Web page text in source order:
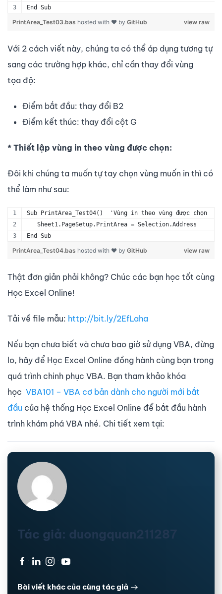
End Sub
view raw
PrintArea_Test03.bas hosted with ❤ by GitHub
Với 2 cách viết này, chúng ta có thể áp dụng tương tự
sang các trường hợp khác, chỉ cần thay đổi vùng
tọa độ:
Điểm bắt đầu: thay đổi B2
Điểm kết thúc: thay đổi cột G
* Thiết lập vùng in theo vùng được chọn:
Đôi khi chúng ta muốn tự tay chọn vùng muốn in thì có
thể làm như sau:
Sub PrintArea_Test04()  'Vùng in theo vùng được chọn
   Sheet1.PageSetup.PrintArea = Selection.Address
End Sub
view raw
PrintArea_Test04.bas hosted with ❤ by GitHub
Thật đơn giản phải không? Chúc các bạn học tốt cùng
Học Excel Online!
Tải về file mẫu: http://bit.ly/2EfLaha
Nếu bạn chưa biết và chưa bao giờ sử dụng VBA, đừng
lo, hãy để Học Excel Online đồng hành cùng bạn trong
quá trình chinh phục VBA. Bạn tham khảo khóa
học VBA101 – VBA cơ bản dành cho người mới bắt
đầu của hệ thống Học Excel Online để bắt đầu hành
trình khám phá VBA nhé. Chi tiết xem tại:
Tác giả: duongquan211287
· · ·
Bài viết khác của cùng tác giả